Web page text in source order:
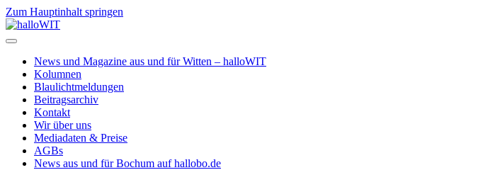
Zum Hauptinhalt springen
News und Magazine aus und für Witten – halloWIT
Kolumnen
Blaulichtmeldungen
Beitragsarchiv
Kontakt
Wir über uns
Mediadaten & Preise
AGBs
News aus und für Bochum auf hallobo.de